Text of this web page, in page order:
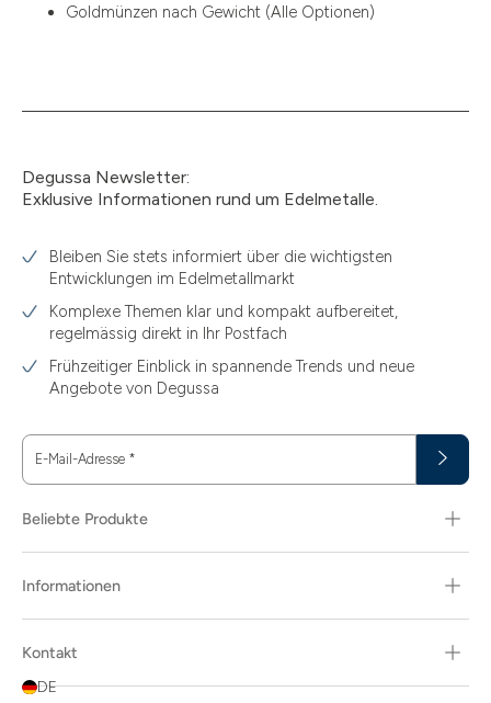
15.60
3.05
3.11
3.12
3.44
3.58
3.66
30
Goldmünzen nach Gewicht (Alle Optionen)
Degussa Newsletter:
Exklusive Informationen rund um Edelmetalle.
Bleiben Sie stets informiert über die wichtigsten
Entwicklungen im Edelmetallmarkt
Komplexe Themen klar und kompakt aufbereitet,
regelmässig direkt in Ihr Postfach
Frühzeitiger Einblick in spannende Trends und neue
Angebote von Degussa
E-Mail-Adresse *
Beliebte Produkte
Informationen
Kontakt
DE